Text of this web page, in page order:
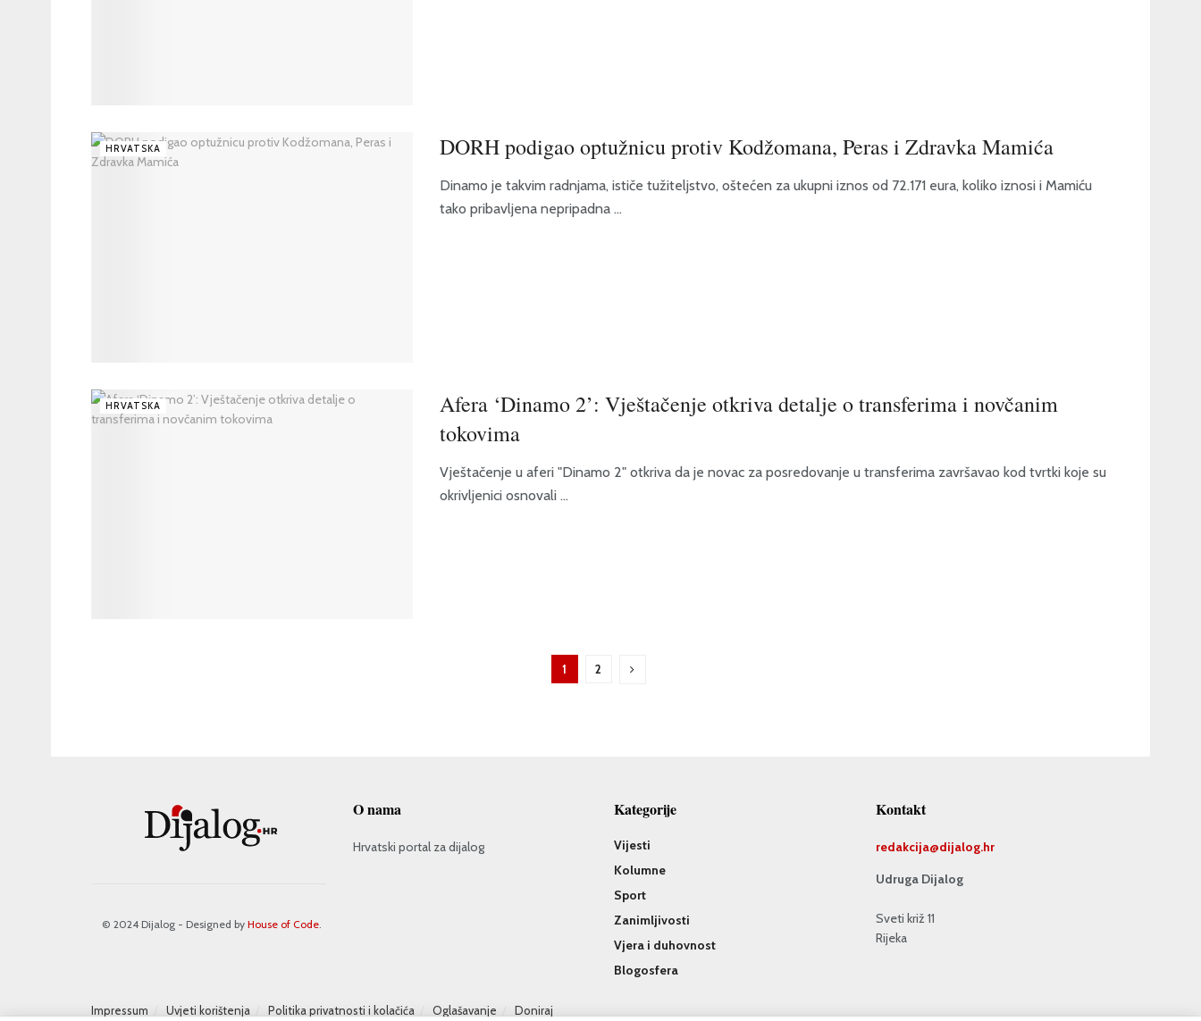
HRVATSKA DORH podigao optužnicu protiv Kodžomana, Peras i Zdravka Mamića
Dinamo je takvim radnjama, ističe tužiteljstvo, oštećen za ukupni iznos od 72.171 eura, koliko iznosi i Mamiću
tako pribavljena nepripadna ...
HRVATSKA
Afera ‘Dinamo 2’: Vještačenje otkriva detalje o transferima i novčanim
tokovima
Vještačenje u aferi "Dinamo 2" otkriva da je novac za posredovanje u transferima završavao kod tvrtki koje su
okrivljenici osnovali ...
1 2
© 2024 Dijalog - Designed by House of Code
O nama
Hrvatski portal za dijalog
Kategorije
Vijesti
Kolumne
Sport
Zanimljivosti
Vjera i duhovnost
Blogosfera
Kontakt
redakcija@dijalog.hr
Udruga Dijalog
Sveti križ 11
Rijeka
Impressum Uvjeti korištenja Politika privatnosti i kolačića Oglašavanje Doniraj